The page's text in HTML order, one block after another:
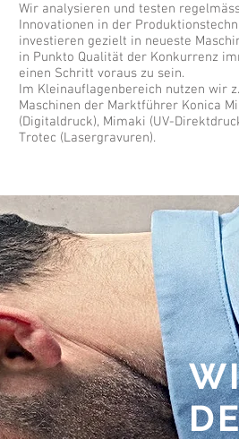
Wir analysieren und testen
Innovationen in der
investieren gezielt in neueste
in Punkto Qualität der Konkurrenz
einen Schritt voraus zu sein.
Im Kleinauflagenbereich nutzen wir
Maschinen der Marktführer Konica
(Digitaldruck), Mimaki (UV-
Trotec (Lasergravuren).